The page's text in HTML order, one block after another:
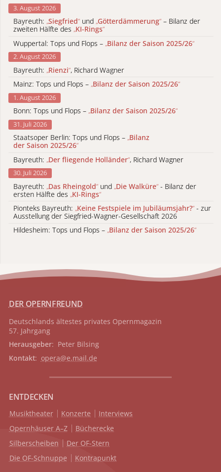
3. August 2026
Bayreuth: „Siegfried“ und „Götterdämmerung“ – Bilanz der
zweiten Hälfte des „KI-Rings“
Wuppertal: Tops und Flops – „Bilanz der Saison 2025/26“
2. August 2026
Bayreuth: „Rienzi“, Richard Wagner
Mainz: Tops und Flops – „Bilanz der Saison 2025/26“
1. August 2026
Bonn: Tops und Flops – „Bilanz der Saison 2025/26“
31. Juli 2026
Staatsoper Berlin: Tops und Flops – „Bilanz
der Saison 2025/26“
Bayreuth: „Der fliegende Holländer“, Richard Wagner
30. Juli 2026
Bayreuth: „Das Rheingold“ und „Die Walküre“ - Bilanz der
ersten Hälfte des „KI-Rings“
Pionteks Bayreuth: „Keine Festspiele im Jubiläumsjahr?“ - zur
Ausstellung der Siegfried-Wagner-Gesellschaft 2026
Hildesheim: Tops und Flops – „Bilanz der Saison 2025/26“
DER OPERNFREUND
Deutschlands ältestes privates Opernmagazin
57. Jahrgang
Herausgeber: Peter Bilsing
Kontakt: opera@e.mail.de
ENTDECKEN
Musiktheater Konzerte
Interviews
Opernhäuser A–Z
Bücherecke
Silberscheiben
Der OF-Stern
Die OF-Schnuppe
Kontrapunkt